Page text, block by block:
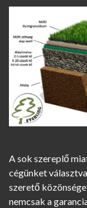
A sok szereplő
cégünket
szerető
nemcsak a